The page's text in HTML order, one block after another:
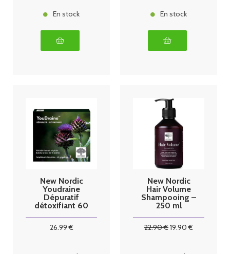
En stock En stock
New Nordic
Youdraine
Dépuratif
détoxifiant 60
26.99€
New Nordic
Hair Volume
Shampooing –
250 ml
22.90€19.90 €